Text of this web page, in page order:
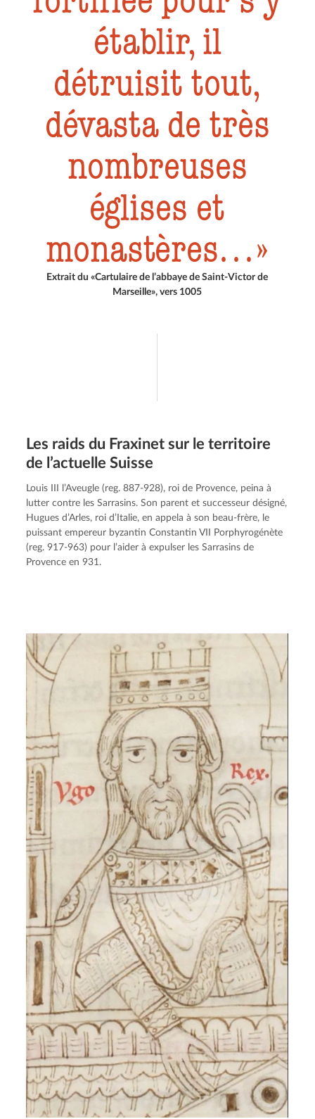
établir, il
détruisit tout,
dévasta de très
nombreuses
églises et
monastères…
Extrait du «Cartulaire de l’abbaye de Saint-Victor de
Marseille», vers 1005
Les raids du Fraxinet sur le territoire
de l’actuelle Suisse
Louis III l’Aveugle (reg. 887-928), roi de Provence, peina à
lutter contre les Sarrasins. Son parent et successeur désigné,
Hugues d’Arles, roi d’Italie, en appela à son beau-frère, le
puissant empereur byzantin Constantin VII Porphyrogénète
(reg. 917-963) pour l’aider à expulser les Sarrasins de
Provence en 931.